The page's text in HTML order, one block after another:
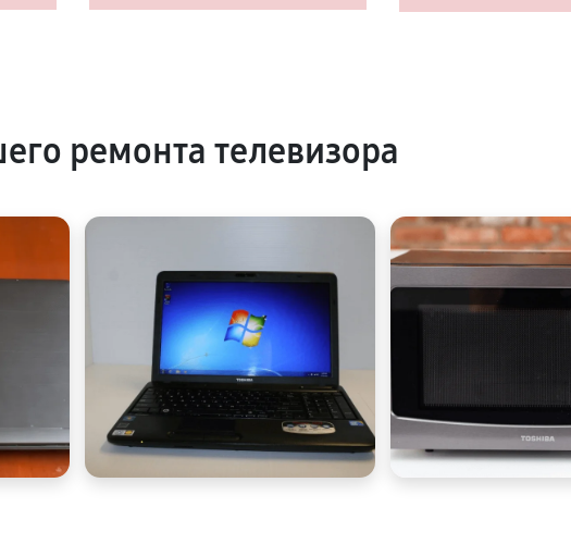
ремонта телевизора